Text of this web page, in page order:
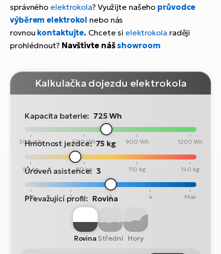
správného elektrokola? Využijte našeho průvodce
výběrem elektrokol nebo nás
rovnou kontaktujte. Chcete si elektrokola raději
prohlédnout? Navštivte nášshowroom
Kalkulačka dojezdu elektrokola
Kapacita baterie: 725 Wh
300 Wh 600 Wh 900 Wh 1200 Wh
Hmotnost jezdce: 75 kg
50 kg 80 kg 110 kg 140 kg
Úroveň asistence: 3
Min 2 3 4 Max
Převažující profil: Rovina
Rovina Střední Hory